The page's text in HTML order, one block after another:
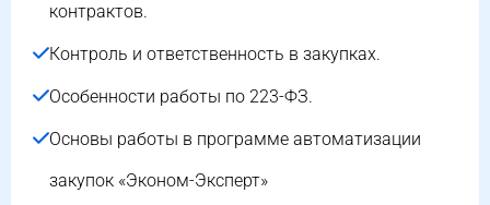
контрактов.
Контроль и ответственность в закупках.
Особенности работы по 223-ФЗ.
Основы работы в программе автоматизации
закупок «Эконом-Эксперт»